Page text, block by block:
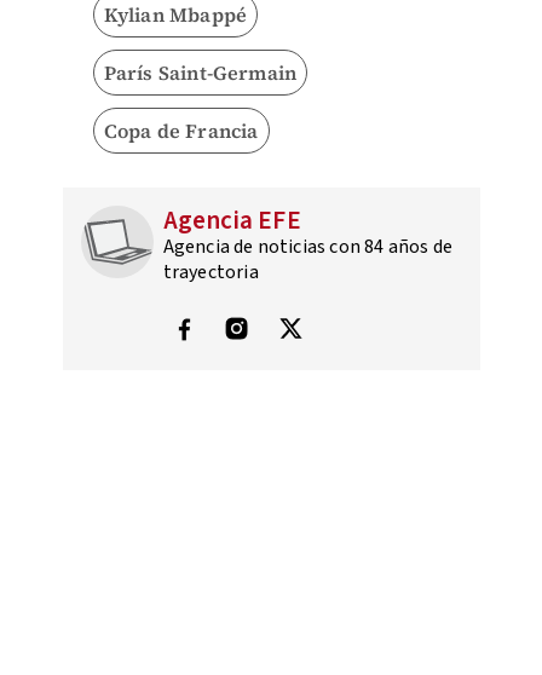
Kylian Mbappé
París Saint-Germain
Copa de Francia
Agencia EFE
Agencia de noticias con 84 años de
trayectoria